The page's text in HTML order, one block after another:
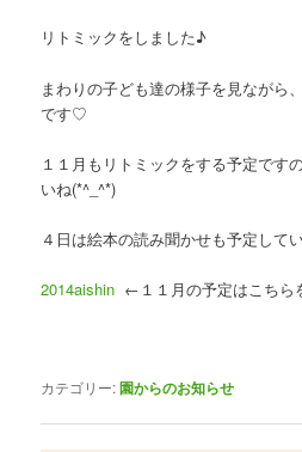
リトミックをしました♪
まわりの子ども達の様子を見ながら
です♡
１１月もリトミックをする予定です
いね(*^_^*)
４日は絵本の読み聞かせも予定して
2014aishin ←１１月の予定はこち
カテゴリー:園からのお知らせ